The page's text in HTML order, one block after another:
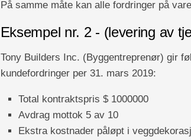
På samme måte kan alle fordringer på
Eksempel nr. 2 - (levering av
Tony Builders Inc. (Byggentreprenør) gir
kundefordringer per 31. mars 2019:
Total kontraktspris $ 1000000
Avdrag mottok 5 av 10
Ekstra kostnader påløpt i